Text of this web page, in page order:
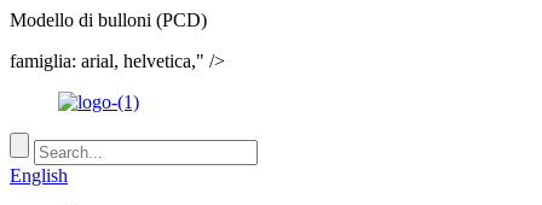
Modello di bulloni (PCD)
famiglia: arial, helvetica," />
English